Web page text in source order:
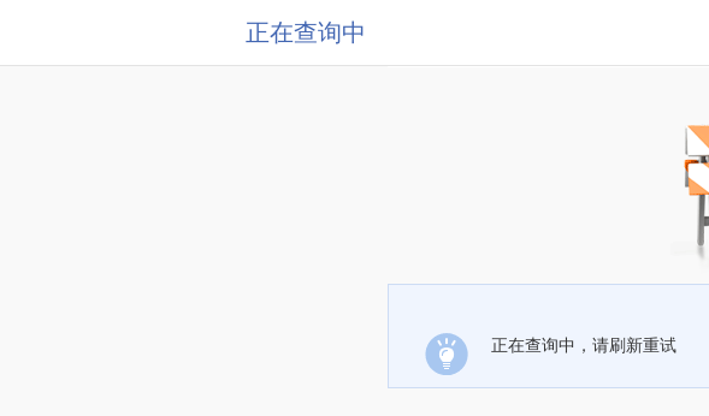
正在查询中
正在查询中，请刷新重试